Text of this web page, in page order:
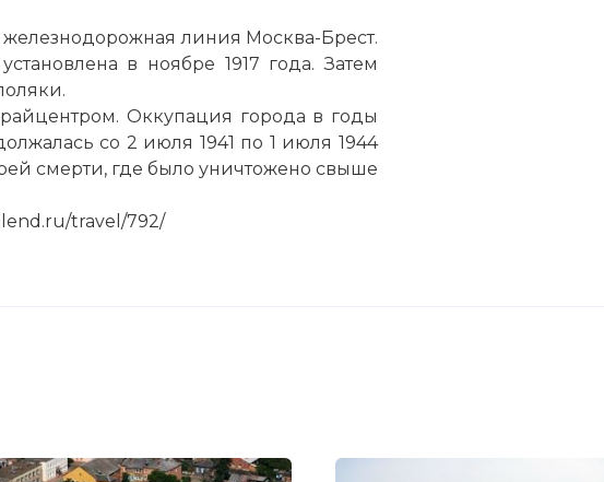
железнодорожная линия Москва-Брест.
в ноябре 1917 года. Затем
Оккупация города в годы
со 2 июля 1941 по 1 июля 1944
смерти, где было уничтожено свыше
travel/792/